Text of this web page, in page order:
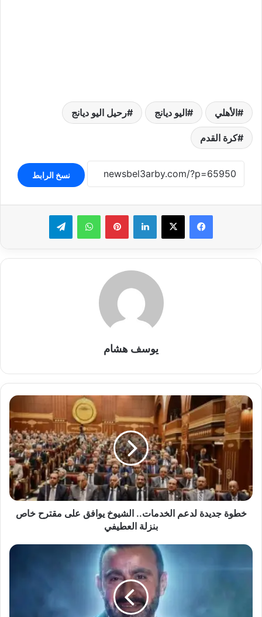
الأهلي اليو ديانج رحيل اليو ديانج
كرة القدم
نسخ الرابط
لينكدإن بينتيريستواتساب تيلقرام
يوسف هشام
خطوة
جديدة
لدعم
الخدمات..
الشيوخ
مقترح
خاص
بنزلة
خطوة جديدة لدعم الخدمات.. الشيوخ يوافق على مقترح خاص
بنزلة العطيفي
أحمد